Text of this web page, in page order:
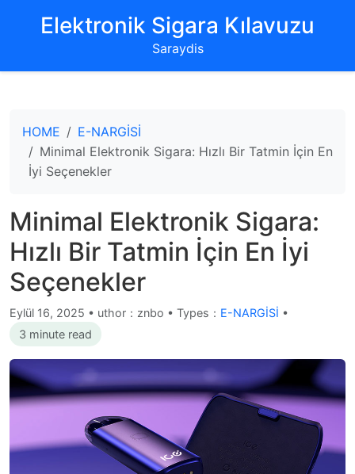
‌Elektronik Sigara Kılavuzu‌
Saraydis
HOME
E-NARGİSİ
Minimal Elektronik Sigara: Hızlı Bir Tatmin İçin En
İyi Seçenekler
Minimal Elektronik Sigara:
Hızlı Bir Tatmin İçin En İyi
Seçenekler
Eylül 16, 2025 • uthor：znbo • Types： E-NARGİSİ •
3 minute read